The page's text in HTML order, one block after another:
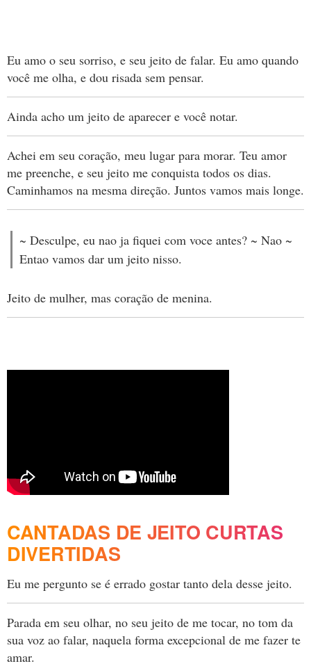
Eu amo o seu sorriso, e seu jeito de falar. Eu amo quando
você me olha, e dou risada sem pensar.
Ainda acho um jeito de aparecer e você notar.
Achei em seu coração, meu lugar para morar. Teu amor
me preenche, e seu jeito me conquista todos os dias.
Caminhamos na mesma direção. Juntos vamos mais longe.
~ Desculpe, eu nao ja fiquei com voce antes? ~ Nao ~
Entao vamos dar um jeito nisso.
Jeito de mulher, mas coração de menina.
CANTADAS DE JEITO CURTAS
DIVERTIDAS
Eu me pergunto se é errado gostar tanto dela desse jeito.
Parada em seu olhar, no seu jeito de me tocar, no tom da
sua voz ao falar, naquela forma excepcional de me fazer te
amar.